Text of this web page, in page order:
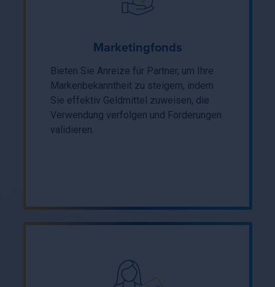
Marketingfonds
Bieten Sie Anreize für Partner, um Ihre
Markenbekanntheit zu steigern, indem
Sie effektiv Geldmittel zuweisen, die
Verwendung verfolgen und Forderungen
validieren.